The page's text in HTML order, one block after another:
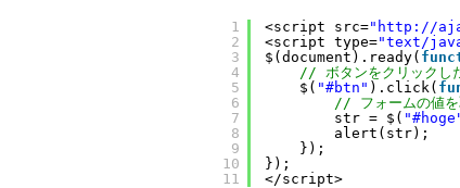
1
2
3
4
5
6
7
8
9
10
11
<script src="http://
<script type="text/
$(document).ready(
// ボタンをクリックし
$( "#btn" ).click(
// フォームの値を
str = $(
alert(str);
});
});
</script>